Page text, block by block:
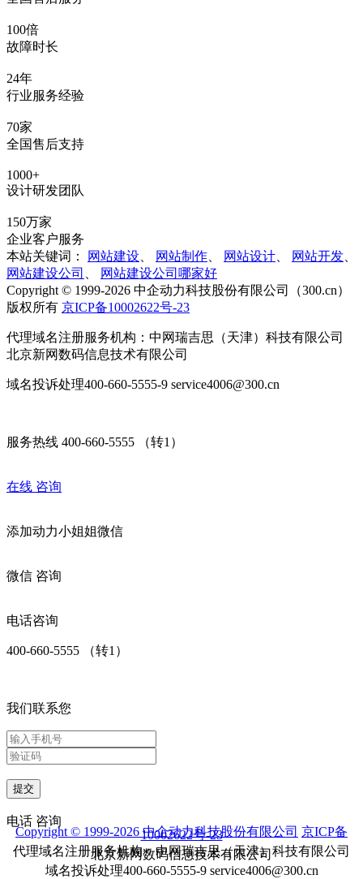
100倍
故障时长
24年
行业服务经验
70家
全国售后支持
1000+
设计研发团队
150万家
企业客户服务
本站关键词：
网站建设 网站制作 网站设计 网站开发
网站建设公司
网站建设公司哪家好
Copyright © 1999-2026 中企动力科技股份有限公司（300.cn）
版权所有 京ICP备10002622号-23
代理域名注册服务机构：中网瑞吉思（天津）科技有限公司
北京新网数码信息技术有限公司
域名投诉处理400-660-5555-9 service4006@300.cn
服务热线 400-660-5555 （转1）
在线 咨询
添加动力小姐姐微信
微信 咨询
电话咨询
400-660-5555 （转1）
我们联系您
提交
电话 咨询
Copyright © 1999-2026 中企动力科技股份有限公司 京ICP备
10002622号-23
代理域名注册服务机构：中网瑞吉思（天津）科技有限公司
北京新网数码信息技术有限公司
域名投诉处理400-660-5555-9 service4006@300.cn